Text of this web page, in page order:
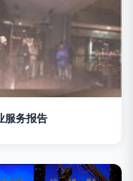
服务报告